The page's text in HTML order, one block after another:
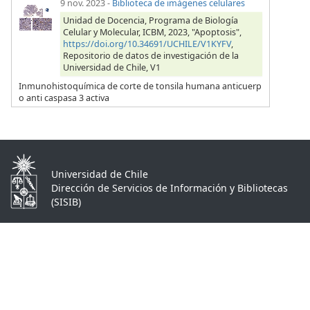
9 nov. 2023- Biblioteca de imágenes celulares
Unidad de Docencia, Programa de Biología
Celular y Molecular, ICBM, 2023, "Apoptosis",
https://doi.org/10.34691/UCHILE/V1KYFV,
Repositorio de datos de investigación de la
Universidad de Chile, V1
Inmunohistoquímica de corte de tonsila humana anticuerp
o anti caspasa 3 activa
Universidad de Chile
Dirección de Servicios de Información y Bibliotecas
(SISIB)